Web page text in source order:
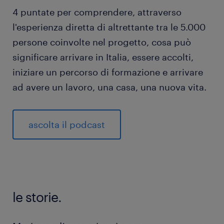
4 puntate per comprendere, attraverso
l'esperienza diretta di altrettante tra le 5.000
persone coinvolte nel progetto, cosa può
significare arrivare in Italia, essere accolti,
iniziare un percorso di formazione e arrivare
ad avere un lavoro, una casa, una nuova vita.
ascolta il podcast
le storie.